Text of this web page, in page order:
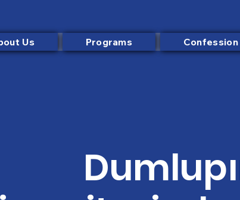
Us Programs Confession